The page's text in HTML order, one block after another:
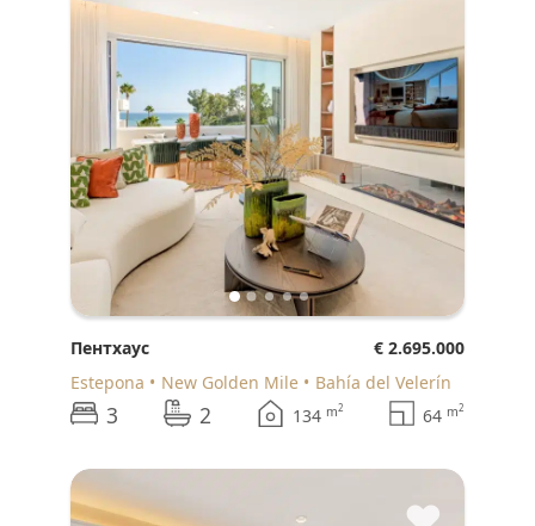
Пентхаус
€ 2.695.000
Estepona
New Golden Mile Bahía del Velerín
3 2 134 m2 64 m2